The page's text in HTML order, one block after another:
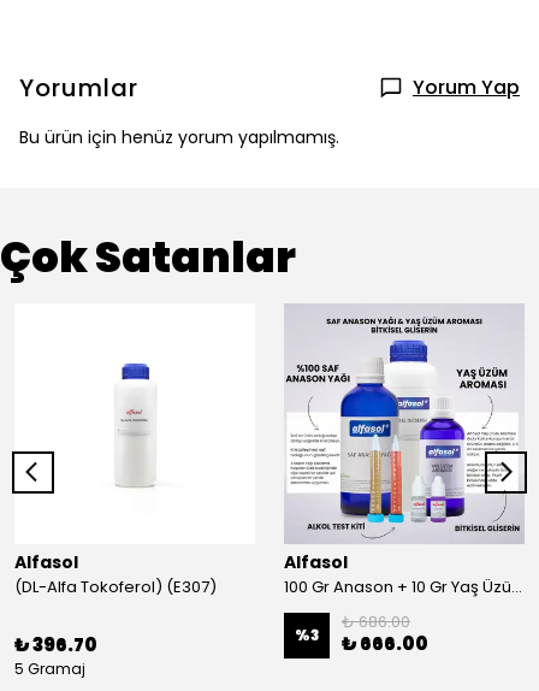
Yorumlar Yorum Yap
Bu ürün için henüz yorum yapılmamış.
Çok Satanlar
Alfasol
(DL-Alfa Tokoferol) (E307)
₺ 396.70
5 Gramaj
Alfasol
100 Gr Anason + 10 Gr Yaş Üzüm + 250 Gr Gliserin + Alkol Test Kiti
%3
₺ 686.00
₺ 666.00